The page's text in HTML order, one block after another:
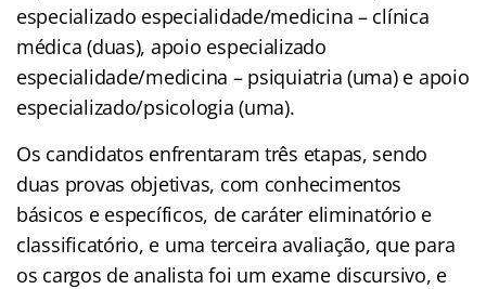
especializado especialidade/medicina – clínica
médica (duas), apoio especializado
especialidade/medicina – psiquiatria (uma) e apoio
especializado/psicologia (uma).
Os candidatos enfrentaram três etapas, sendo
duas provas objetivas, com conhecimentos
básicos e específicos, de caráter eliminatório e
classificatório, e uma terceira avaliação, que para
os cargos de analista foi um exame discursivo, e